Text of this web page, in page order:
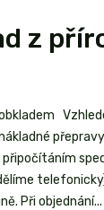
z
Při objednání...